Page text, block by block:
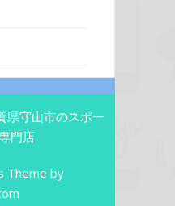
県守山市のスポー
門店
Theme by